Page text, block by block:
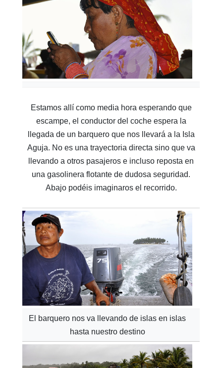
Estamos allí como media hora esperando que
escampe, el conductor del coche espera la
llegada de un barquero que nos llevará a la Isla
Aguja. No es una trayectoria directa sino que va
llevando a otros pasajeros e incluso reposta en
una gasolinera flotante de dudosa seguridad.
Abajo podéis imaginaros el recorrido.
El barquero nos va llevando de islas en islas
hasta nuestro destino